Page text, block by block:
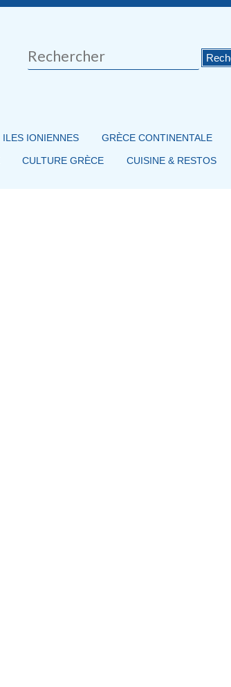
Rechercher
ILES IONIENNES GRÈCE CONTINENTALE
CULTURE GRÈCE CUISINE & RESTOS